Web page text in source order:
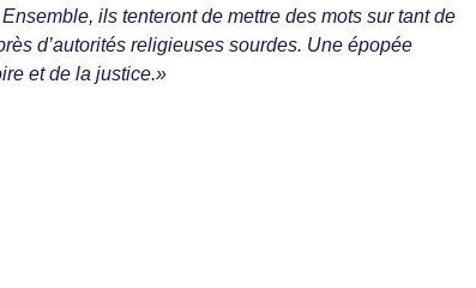
ils tenteront de mettre des mots sur tant de
d’autorités religieuses sourdes. Une épopée
et de la justice.»